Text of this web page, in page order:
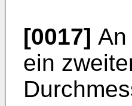
[0017]
ein